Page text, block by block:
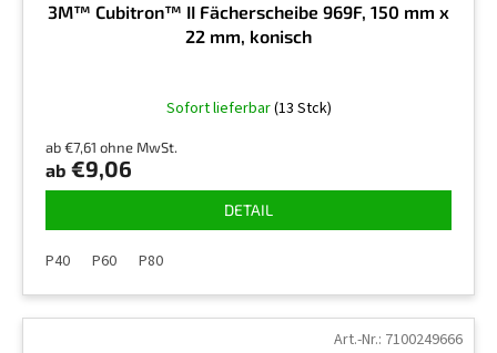
3M™ Cubitron™ II Fächerscheibe 969F, 150 mm x
22 mm, konisch
Sofort lieferbar(13 Stck)
ab €7,61 ohne MwSt.
ab €9,06
DETAIL
P40 P60 P80
Art.-Nr.: 7100249666